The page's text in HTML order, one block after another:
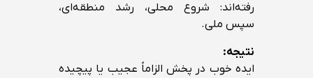
رفته‌اند: شروع محلی، رشد منطقه‌ای،
سپس ملی.
نتیجه:
ایده خوب در پخش الزاماً عجیب یا پیچیده